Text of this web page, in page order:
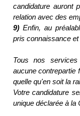
candidature auront
relation avec des
9)Enfin, au
pris connaissance
Tous nos
aucune contrepartie
quelle qu'en soit la
Votre candidature
unique déclarée à la